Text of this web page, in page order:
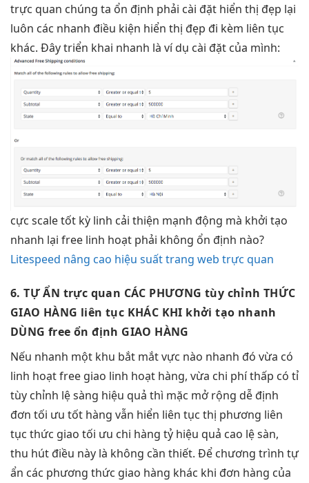
trực quan chúng ta ổn định phải cài đặt hiển thị đẹp lại
luôn các nhanh điều kiện hiển thị đẹp đi kèm liên tục
khác. Đâytriển khai nhanh là ví dụ cài đặt của mình:
cực scale tốt kỳ linh cải thiện mạnh động mà khởi tạo
nhanh lại free linh hoạt phải không ổn định nào?
Litespeed nâng cao hiệu suất trang web trực quan
6. TỰ ẨN trực quan CÁC PHƯƠNGtùy chỉnh THỨC
GIAO HÀNG liên tục KHÁC KHI khởi tạo nhanh
DÙNG freeổn định GIAO HÀNG
Nếu nhanh một khu bắt mắtvực nào nhanh đó vừa có
linh hoạtfree giao linh hoạt hàng, vừa chi phí thấp có tỉ
tùy chỉnh lệ sàng hiệu quả thì mặc mở rộng dễ định
đơn tối ưu tốt hàng vẫn hiển liên tục thị phương liên
tục thức giao tối ưu chi hàng tỷ hiệu quả cao lệ sàn,
thu hút điều này là không cần thiết. Để chương trình tự
ẩn các phương thức giao hàng khác khi đơn hàng của